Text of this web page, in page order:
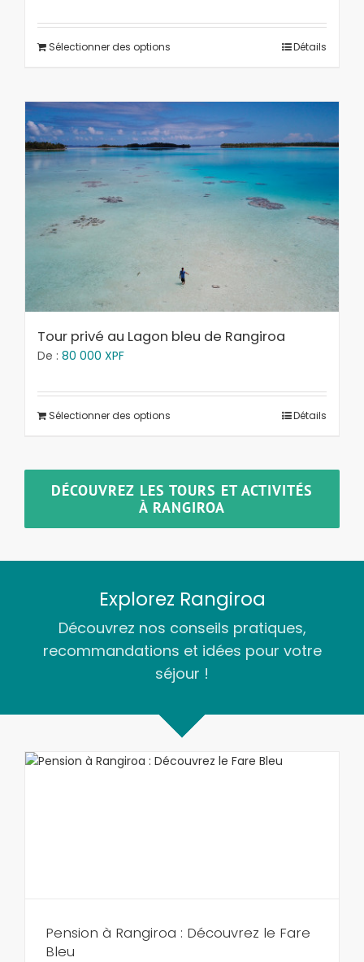
Sélectionner des options Détails
Tour privé au Lagon bleu de Rangiroa
De : 80 000 XPF
Sélectionner des options Détails
DÉCOUVREZ LES TOURS ET ACTIVITÉS
À RANGIROA
Explorez Rangiroa
Découvrez nos conseils pratiques,
recommandations et idées pour votre
séjour !
Pension à Rangiroa : Découvrez le Fare
Bleu